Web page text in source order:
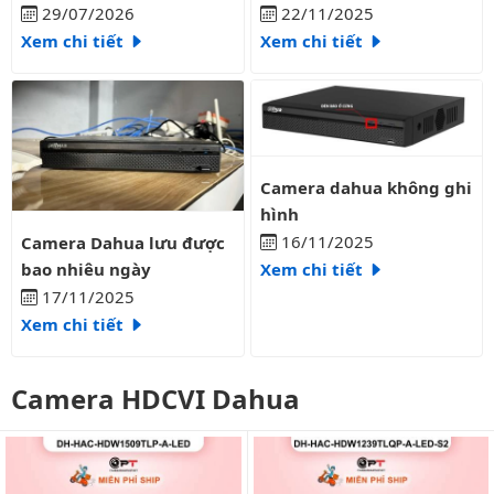
liên tục?
29/07/2026
Xem chi tiết
22/11/2025
Xem chi tiết
Camera Dahua lưu được bao nhiêu ngày
Camera Dahua lưu được
bao nhiêu ngày
17/11/2025
Xem chi tiết
Camera dahua không ghi hình
Camera dahua không ghi
hình
16/11/2025
Xem chi tiết
Camera HDCVI Dahua